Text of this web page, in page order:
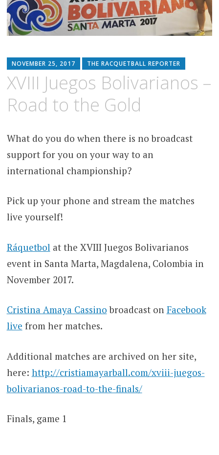
NOVEMBER 25, 2017 THE RACQUETBALL REPORTER
XVIII Juegos Bolivarianos –
Road to the Gold
What do you do when there is no broadcast
support for you on your way to an
international championship?
Pick up your phone and stream the matches
live yourself!
Ráquetbol at the XVIII Juegos Bolivarianos
event in Santa Marta, Magdalena, Colombia in
November 2017.
Cristina Amaya Cassino broadcast on Facebook
live from her matches.
Additional matches are archived on her site,
here: http://cristiamayarball.com/xviii-juegos-
bolivarianos-road-to-the-finals/
Finals, game 1